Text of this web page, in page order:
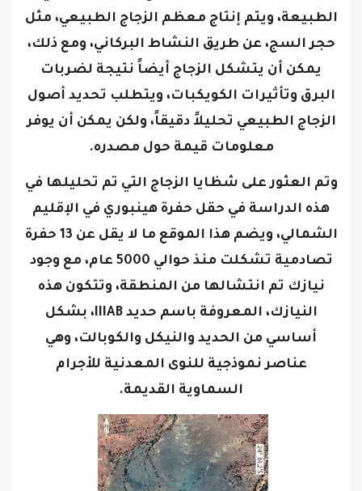
حجر السج، عن طريق النشاط البركاني، ومع ذلك،
يمكن أن يتشكل الزجاج أيضاً نتيجة لضربات
البرق وتأثيرات الكويكبات، ويتطلب تحديد أصول
الزجاج الطبيعي تحليلاً دقيقاً، ولكن يمكن أن يوفر
معلومات قيمة حول مصدره.
وتم العثور على شظايا الزجاج التي تم تحليلها في
هذه الدراسة في حقل حفرة هينبوري في الإقليم
الشمالي، ويضم هذا الموقع ما لا يقل عن 13 حفرة
تصادمية تشكلت منذ حوالي 5000 عام، مع وجود
نيازك تم انتشالها من المنطقة، وتتكون هذه
النيازك، المعروفة باسم حديد IIIAB، بشكل
أساسي من الحديد والنيكل والكوبالت، وهي
عناصر نموذجية للنوى المعدنية للأجرام
السماوية القديمة.